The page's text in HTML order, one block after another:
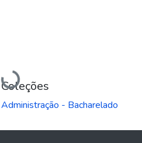
Carregando...
Coleções
Administração - Bacharelado